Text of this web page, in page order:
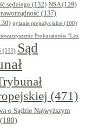
sędziego (132) NSA(129)
(137)
pytanie prejudycjalne (100)
Prokuratorów "Lex
(111) Sąd
(471)
o Sądzie Najwyższym
(180)